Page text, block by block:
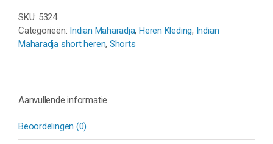
aantal
SKU: 5324
Categorieën: Indian Maharadja,Heren Kleding, Indian
Maharadja short heren, Shorts
Aanvullende informatie
Beoordelingen (0)